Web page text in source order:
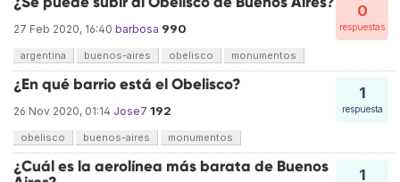
0
respuestas
27 Feb 2020, 16:40 barbosa 990
argentina buenos-aires obelisco monumentos
1
respuesta
¿En qué barrio está el Obelisco?
26 Nov 2020, 01:14 Jose7 192
obelisco buenos-aires monumentos
1
¿Cuál es la aerolínea más barata de Buenos